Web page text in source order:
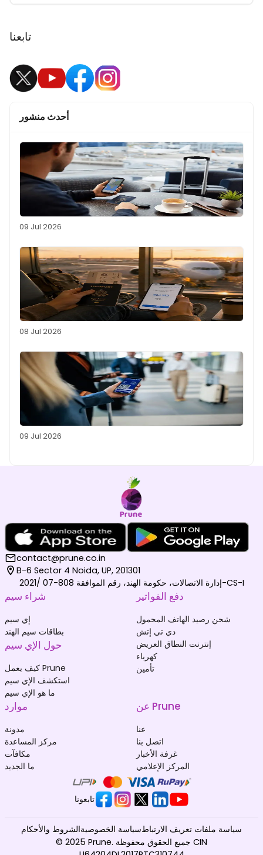
تابعنا
أحدث منشور
09 Jul 2026
08 Jul 2026
09 Jul 2026
contact@prune.co.in
B-6 Sector 4 Noida, UP, 201301
إدارة الاتصالات، حكومة الهند، رقم الموافقة 808-07 /2021-CS-I
شراء سيم
إي سيم
بطاقات سيم الهند
حول الإي سيم
كيف يعمل Prune
استكشف الإي سيم
ما هو الإي سيم
دفع الفواتير
شحن رصيد الهاتف المحمول
دي تي إتش
إنترنت النطاق العريض
كهرباء
تأمين
موارد
مدونة
مركز المساعدة
مكافآت
ما الجديد
عن Prune
عنا
اتصل بنا
غرفة الأخبار
المركز الإعلامي
تابعونا
© 2025 Prune. جميع الحقوق محفوظة CIN
الشروط والأحكامسياسة الخصوصيةسياسة ملفات تعريف الارتباط